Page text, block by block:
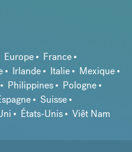
Europe
France
Irlande Italie
Mexique
Philippines
Pologne
Suisse
États-Unis Viêt Nam